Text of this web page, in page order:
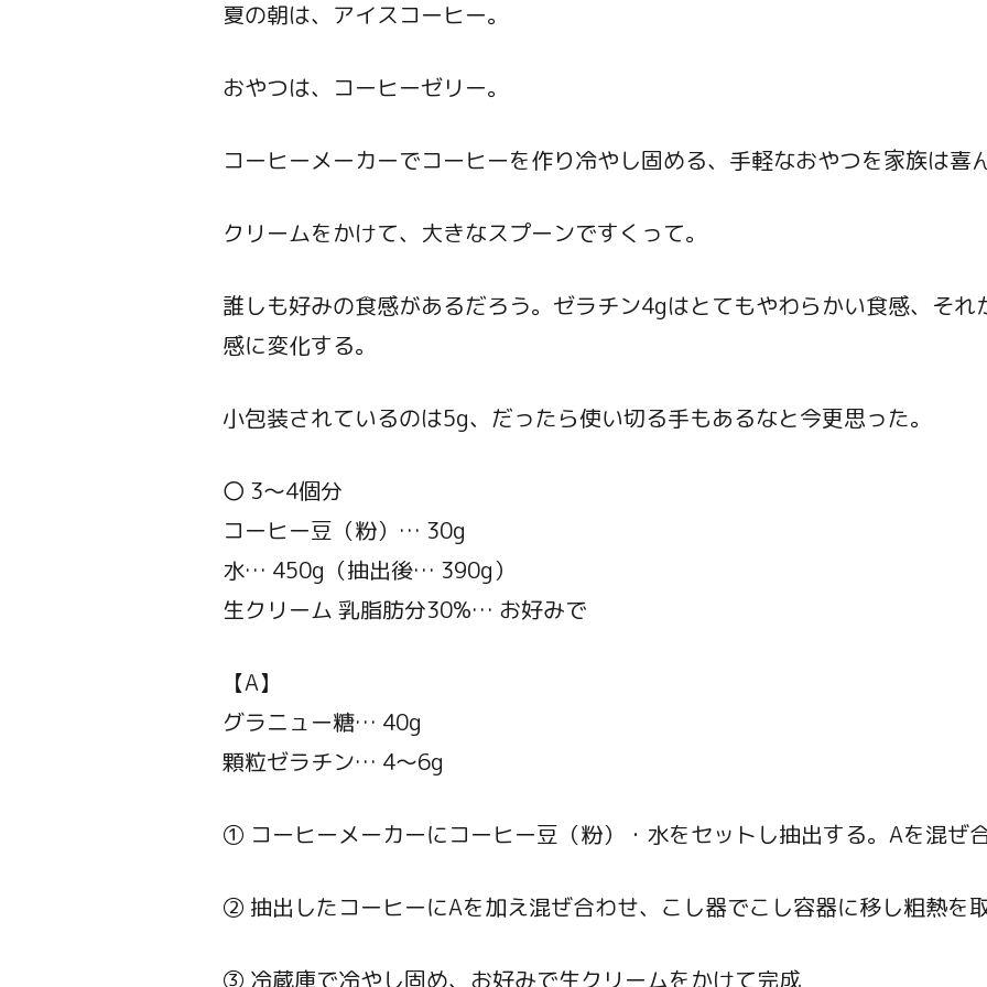
夏の朝は、アイスコーヒー。
おやつは、コーヒーゼリー。
コーヒーメーカーでコーヒーを作り冷やし固める、手軽なおやつを家族は喜
クリームをかけて、大きなスプーンですくって。
誰しも好みの食感があるだろう。ゼラチン4gはとてもやわらかい食感、そ
感に変化する。
小包装されているのは5g、だったら使い切る手もあるなと今更思った。
〇 3～4個分
コーヒー豆（粉）… 30g
水… 450g（抽出後… 390g）
生クリーム 乳脂肪分30%… お好みで
【A】
グラニュー糖… 40g
顆粒ゼラチン… 4～6g
① コーヒーメーカーにコーヒー豆（粉）・水をセットし抽出する。Aを混ぜ
② 抽出したコーヒーにAを加え混ぜ合わせ、こし器でこし容器に移し粗熱を
③ 冷蔵庫で冷やし固め、お好みで生クリームをかけて完成